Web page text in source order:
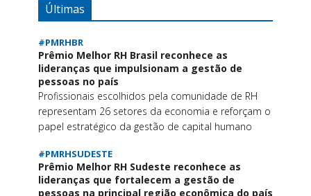
Últimas
#PMRHBR
Prêmio Melhor RH Brasil reconhece as
lideranças que impulsionam a gestão de
pessoas no país
Profissionais escolhidos pela comunidade de RH
representam 26 setores da economia e reforçam o
papel estratégico da gestão de capital humano
#PMRHSUDESTE
Prêmio Melhor RH Sudeste reconhece as
lideranças que fortalecem a gestão de
pessoas na principal região econômica do país